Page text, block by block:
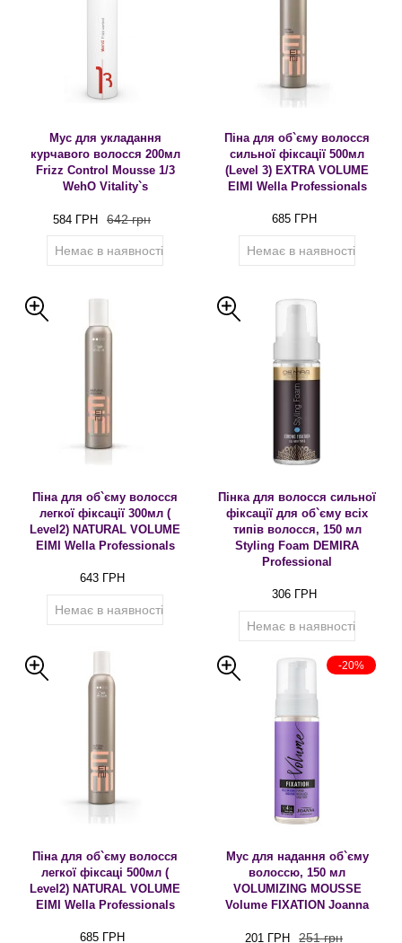
Мус для укладання
курчавого волосся 200мл
Frizz Control Mousse 1/3
WehO Vitality`s
584 ГРН 642 грн
Немає в наявності
Піна для об`єму волосся
сильної фіксації 500мл
(Level 3) EXTRA VOLUME
EIMI Wella Professionals
685 ГРН
Немає в наявності
Піна для об`єму волосся
легкої фіксації 300мл (
Level2) NATURAL VOLUME
EIMI Wella Professionals
643 ГРН
Немає в наявності
Пінка для волосся сильної
фіксації для об`єму всіх
типів волосся, 150 мл
Styling Foam DEMIRA
Professional
306 ГРН
Немає в наявності
Піна для об`єму волосся
легкої фіксаці 500мл (
Level2) NATURAL VOLUME
EIMI Wella Professionals
685 ГРН
-20%
Мус для надання об`єму
волоссю, 150 мл
VOLUMIZING MOUSSE
Volume FIXATION Joanna
201 ГРН 251 грн